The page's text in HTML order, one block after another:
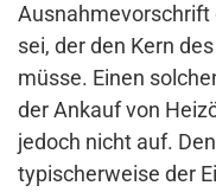
Ausnahmevorschrift
sei, der den Kern
müsse. Einen
der Ankauf von
jedoch nicht auf.
typischerweise der